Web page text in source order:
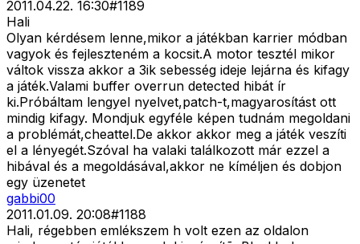
2011.04.22. 16:30#1189
Hali
Olyan kérdésem lenne,mikor a játékban karrier módban
vagyok és fejleszteném a kocsit.A motor tesztél mikor
váltok vissza akkor a 3ik sebesség ideje lejárna és kifagy
a játék.Valami buffer overrun detected hibát ír
ki.Próbáltam lengyel nyelvet,patch-t,magyarosítást ott
mindig kifagy. Mondjuk egyféle képen tudnám megoldani
a problémát,cheattel.De akkor akkor meg a játék veszíti
el a lényegét.Szóval ha valaki találkozott már ezzel a
hibával és a megoldásával,akkor ne kíméljen és dobjon
egy üzenetet
gabbi00
2011.01.09. 20:08#1188
Hali, régebben emlékszem h volt ezen az oldalon